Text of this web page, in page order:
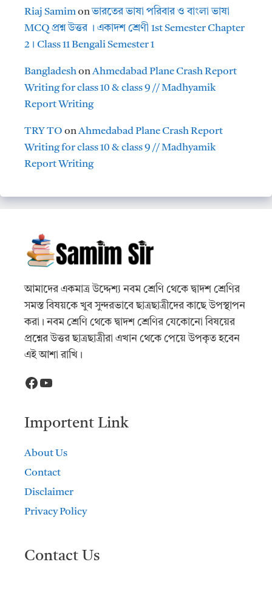
Riaj Samimonভারতের ভাষা পরিবার ও বাংলা ভাষা
MCQ প্রশ্ন উত্তর । একাদশ শ্রেণী 1st Semester Chapter
2। Class 11 Bengali Semester 1
BangladeshonAhmedabad Plane Crash Report
Writing for class 10 & class 9 // Madhyamik
Report Writing
TRY TO onAhmedabad Plane Crash Report
Writing for class 10 & class 9 // Madhyamik
Report Writing
আমাদের একমাত্র উদ্দেশ্য নবম শ্রেণি থেকে দ্বাদশ শ্রেণির
সমস্ত বিষয়কে খুব সুন্দরভাবে ছাত্রছাত্রীদের কাছে উপস্থাপন
করা। নবম শ্রেণি থেকে দ্বাদশ শ্রেণির যেকোনো বিষয়ের
প্রশ্নের উত্তর ছাত্রছাত্রীরা এখান থেকে পেয়ে উপকৃত হবেন
এই আশা রাখি।
Facebook
YouTube
Importent Link
About Us
Contact
Disclaimer
Privacy Policy
Contact Us